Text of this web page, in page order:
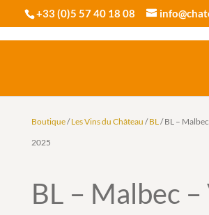
+33 (0)5 57 40 18 08
Boutique/Les Vins du Château /BL/ BL –
2025
BL – Malbec –